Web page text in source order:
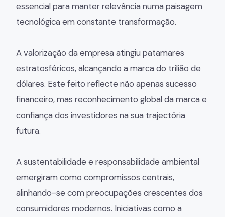
essencial para manter relevância numa paisagem
tecnológica em constante transformação.
A valorização da empresa atingiu patamares
estratosféricos, alcançando a marca do trilião de
dólares. Este feito reflecte não apenas sucesso
financeiro, mas reconhecimento global da marca e
confiança dos investidores na sua trajectória
futura.
A sustentabilidade e responsabilidade ambiental
emergiram como compromissos centrais,
alinhando-se com preocupações crescentes dos
consumidores modernos. Iniciativas como a